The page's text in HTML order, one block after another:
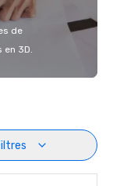
de
en 3D.